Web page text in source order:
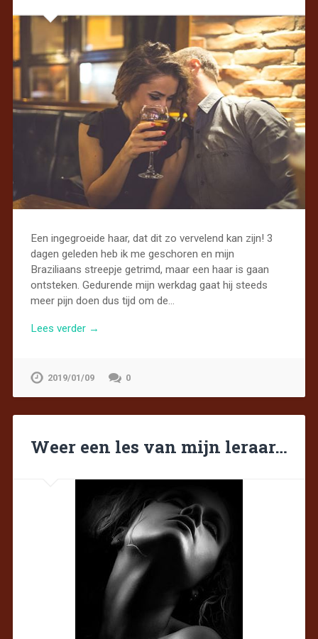
Een ingegroeide haar, dat dit zo vervelend kan zijn! 3
dagen geleden heb ik me geschoren en mijn
Braziliaans streepje getrimd, maar een haar is gaan
ontsteken. Gedurende mijn werkdag gaat hij steeds
meer pijn doen dus tijd om de…
Lees verder →
2019/01/09 0
Weer een les van mijn leraar…